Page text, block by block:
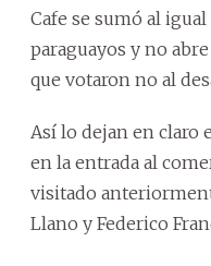
Cafe se sumó al
paraguayos y no
que votaron no al
Así lo dejan en claro
en la entrada al
visitado
Llano y Federico